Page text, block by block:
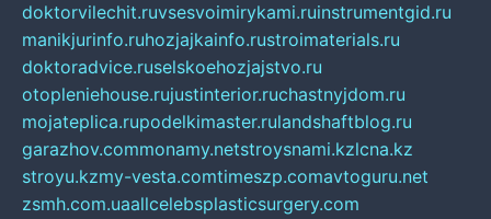
doktorvilechit.ruvsesvoimirykami.ruinstrumentgid.ru
manikjurinfo.ruhozjajkainfo.rustroimaterials.ru
doktoradvice.ruselskoehozjajstvo.ru
otopleniehouse.rujustinterior.ruchastnyjdom.ru
mojateplica.rupodelkimaster.rulandshaftblog.ru
garazhov.commonamy.netstroysnami.kzlcna.kz
stroyu.kzmy-vesta.comtimeszp.comavtoguru.net
zsmh.com.uaallcelebsplasticsurgery.com